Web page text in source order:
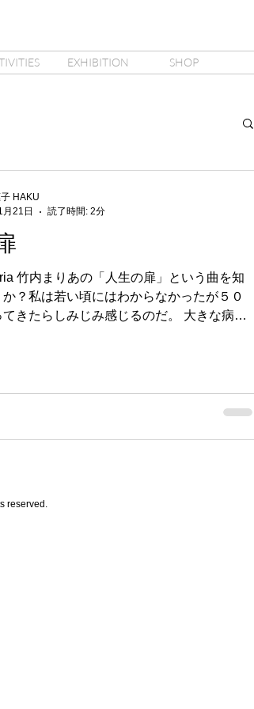
EXHIBITION SHOP
竹内まりあの「人生の扉」という曲を知
か？私は若い頃にはわからなかったが５０
てきたらしみじみ感じるのだ。 大きな病気
HAKU
21日
読了時間: 2分
reserved.